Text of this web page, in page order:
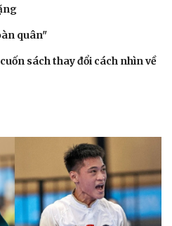
quân"
sách thay đổi cách nhìn về